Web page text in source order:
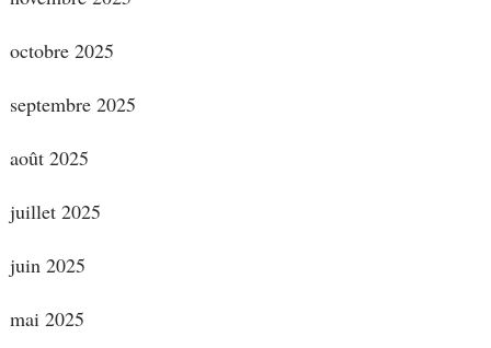
octobre 2025
septembre 2025
août 2025
juillet 2025
juin 2025
mai 2025